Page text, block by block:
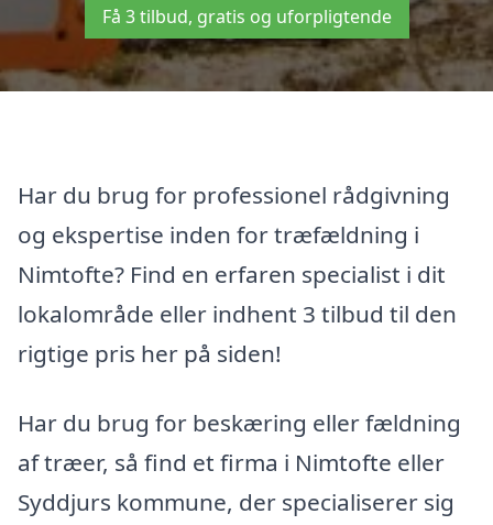
Få 3 tilbud, gratis og uforpligtende
Har du brug for professionel rådgivning
og ekspertise inden for træfældning i
Nimtofte? Find en erfaren specialist i dit
lokalområde eller indhent 3 tilbud til den
rigtige pris her på siden!
Har du brug for beskæring eller fældning
af træer, så find et firma i Nimtofte eller
Syddjurs kommune, der specialiserer sig